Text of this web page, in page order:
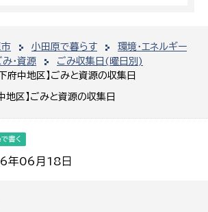
小田原で暮らす
環境・エネルギー
み・資源
ごみ収集日(曜日別)
下府中地区】ごみと資源の収集日
地区】ごみと資源の収集日
年06月18日